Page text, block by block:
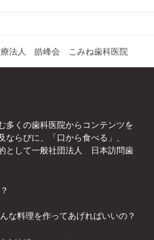
療法人 皓峰会 こみね歯科医院
多くの歯科医院からコンテンツを
らびに、「口から食べる」、
として一般社団法人 日本訪問歯
な料理を作ってあげればいいの？